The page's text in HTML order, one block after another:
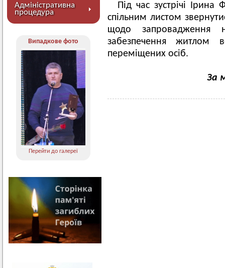
Адміністративна
процедура
Випадкове фото
Перейти до галереї
Під час зустрічі Ірина
спільним листом
щодо запровадження
забезпечення житлом
переміщених осіб.
За